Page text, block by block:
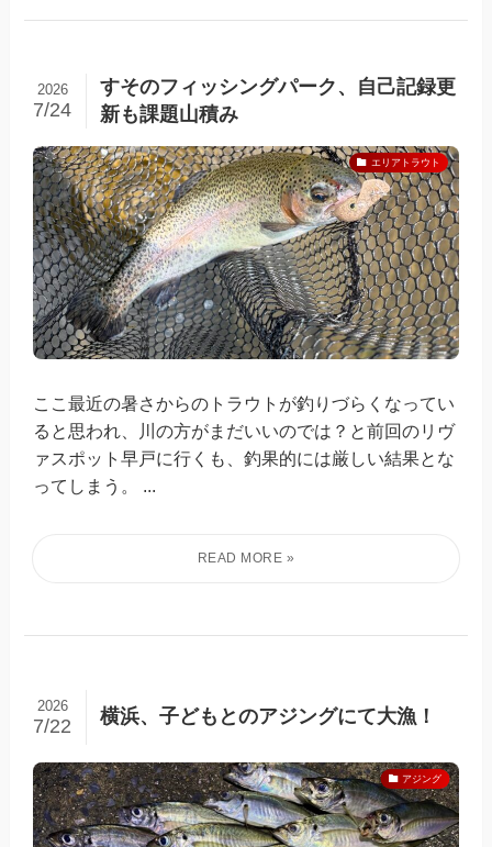
すそのフィッシングパーク、自己記録更
新も課題山積み
2026
7/24
エリアトラウト
ここ最近の暑さからのトラウトが釣りづらくなってい
ると思われ、川の方がまだいいのでは？と前回のリヴ
ァスポット早戸に行くも、釣果的には厳しい結果とな
ってしまう。 ...
横浜、子どもとのアジングにて大漁！
2026
7/22
アジング